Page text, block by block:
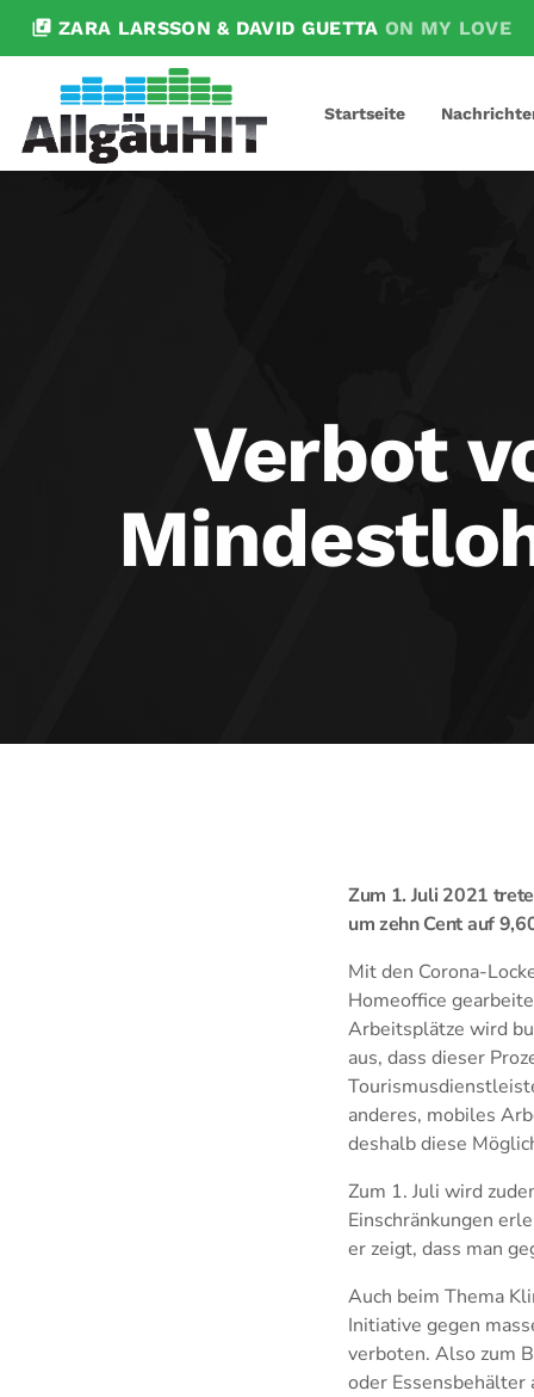
library_music ZARA LARSSON & DAVID GUETTA ON MY LOVE
Startseite
Verbot
Zum 1. Juli 2021
um zehn Cent auf
Mit den Corona-
Homeoffice
Arbeitsplätze wird
aus, dass dieser
anderes, mobiles
deshalb diese
Zum 1. Juli wird
Einschränkungen
er zeigt, dass man
Auch beim Thema
Initiative gegen
verboten. Also zum
oder